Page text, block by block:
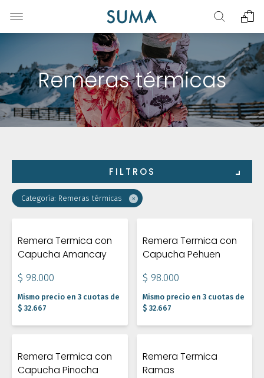
Remeras térmicas
FILTROS
Categoría: Remeras térmicas ×
Remera Termica con
Capucha Amancay
$ 98.000
Mismo precio en 3 cuotas de
$ 32.667
Remera Termica con
Capucha Pehuen
$ 98.000
Mismo precio en 3 cuotas de
$ 32.667
Remera Termica con
Capucha Pinocha
Remera Termica
Ramas